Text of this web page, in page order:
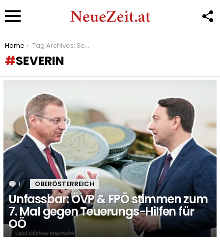
You are here:
Home Tag Archives: Severin
SEVERIN
STORIES
1 Kommentar
OBERÖSTERREICH
Unfassbar: ÖVP & FPÖ stimmen zum
7. Mal gegen Teuerungs-Hilfen für
OÖ